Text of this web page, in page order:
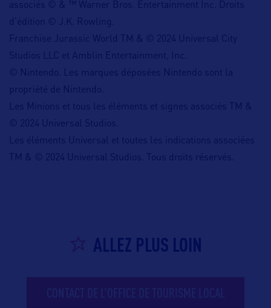
associés © & ™ Warner Bros. Entertainment Inc. Droits
d’édition © J.K. Rowling.
Franchise Jurassic World TM & © 2024 Universal City
Studios LLC et Amblin Entertainment, Inc.
© Nintendo. Les marques déposées Nintendo sont la
propriété de Nintendo.
Les Minions et tous les éléments et signes associés TM &
© 2024 Universal Studios.
Les éléments Universal et toutes les indications associées
TM & © 2024 Universal Studios. Tous droits réservés.
ALLEZ PLUS LOIN